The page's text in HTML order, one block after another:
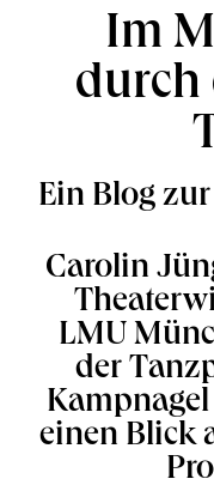
Im
durch
Ein Blog
Carolin
LMU
der
einen Blick